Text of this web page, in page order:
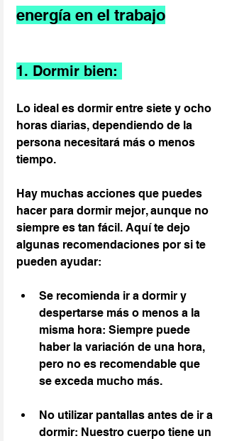
energía en el trabajo
1. Dormir bien:
Lo ideal es dormir entre siete y ocho
horas diarias, dependiendo de la
persona necesitará más o menos
tiempo.
Hay muchas acciones que puedes
hacer para dormir mejor, aunque no
siempre es tan fácil. Aquí te dejo
algunas recomendaciones por si te
pueden ayudar:
Se recomienda ir a dormir y
despertarse más o menos a la
misma hora: Siempre puede
haber la variación de una hora,
pero no es recomendable que
se exceda mucho más.
No utilizar pantallas antes de ir a
dormir: Nuestro cuerpo tiene un